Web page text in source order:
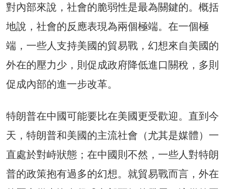
對內部來說，社會的脆弱性是最為關鍵的。概括
地說，社會的反應表現為兩個極端。在一個極
端，一些人支持美國的貿易戰，幻想來自美國的
外在的壓力少，則促成政府降低進口關稅，多則
促成內部的進一步改革。
特朗普在中國可能要比在美國更受歡迎。直到今
天，特朗普和美國的主流社會（尤其是媒體）一
直處於對峙狀態；在中國則不然，一些人對特朗
普的政策抱有過多的幻想。就貿易戰而言，外在